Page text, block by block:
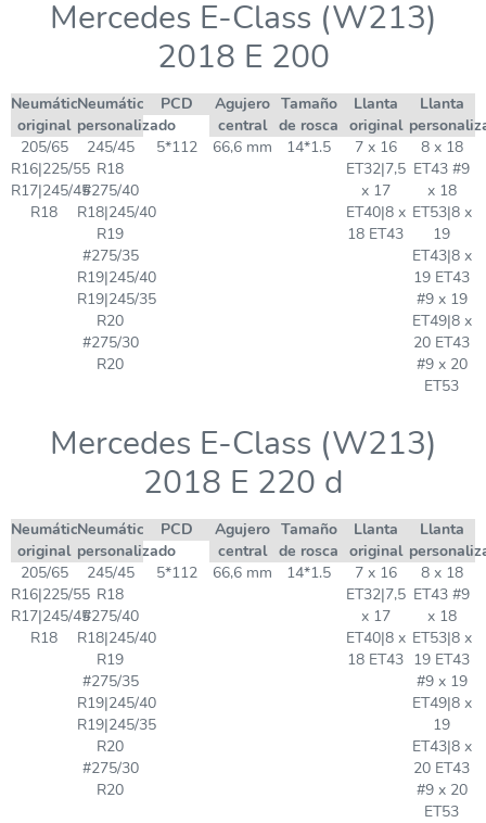
Mercedes E-Class (W213)
2018 E 200
Neumático
original
Neumático
personalizado
PCD
Agujero
central
Tamaño
de rosca
Llanta
original
Llanta
205/65
R16|225/55
R17|245/45
R18
245/45
R18
#275/40
R18|245/40
R19
#275/35
R19|245/40
R19|245/35
R20
#275/30
R20
5*112 66,6 mm 14*1.5
7 x 16
ET32|7,5
x 17
ET40|8 x
18 ET43
8 x 18
ET43 #9
x 18
ET53|8 x
19
ET43|8 x
19 ET43
#9 x 19
ET49|8 x
20 ET43
#9 x 20
ET53
Mercedes E-Class (W213)
2018 E 220 d
Neumático
original
Neumático
personalizado
PCD
Agujero
central
Tamaño
de rosca
Llanta
original
Llanta
205/65
R16|225/55
R17|245/45
R18
245/45
R18
#275/40
R18|245/40
R19
#275/35
R19|245/40
R19|245/35
R20
#275/30
R20
5*112 66,6 mm 14*1.5
7 x 16
ET32|7,5
x 17
ET40|8 x
18 ET43
8 x 18
ET43 #9
x 18
ET53|8 x
19 ET43
#9 x 19
ET49|8 x
19
ET43|8 x
20 ET43
#9 x 20
ET53